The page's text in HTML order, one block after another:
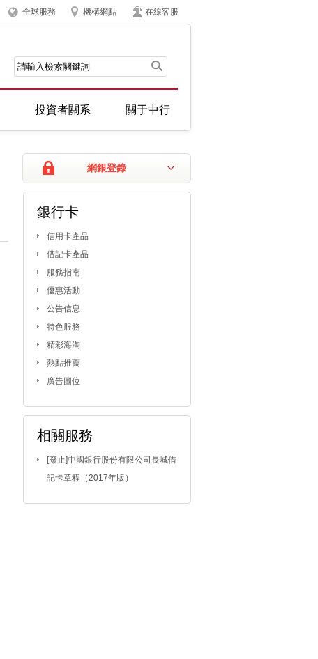
全球服務 機構網點 在線客服
投資者關系 關于中行
網銀登錄
銀行卡
信用卡產品
借記卡產品
服務指南
優惠活動
公告信息
特色服務
精彩海淘
熱點推薦
廣告圖位
相關服務
[廢止]中國銀行股份有限公司長城借
記卡章程（2017年版）